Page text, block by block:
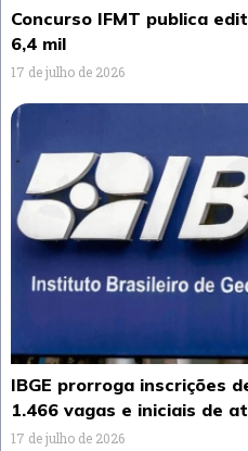
Concurso IFMT publica
6,4 mil
17 de julho de 2026
IBGE prorroga inscrições
1.466 vagas e iniciais de
17 de julho de 2026